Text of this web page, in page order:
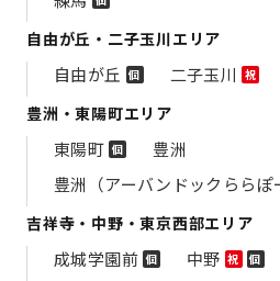
自由が丘・二子玉川エリア
自由が丘 個 二子玉川 祝
豊洲・東陽町エリア
東陽町 個
豊洲
豊洲（アーバンドックららぽ
吉祥寺・中野・東京西部エリア
成城学園前 個 中野 祝 個